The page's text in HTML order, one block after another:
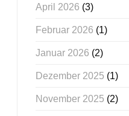
April 2026 (3)
Februar 2026 (1)
Januar 2026 (2)
Dezember 2025 (1)
November 2025 (2)